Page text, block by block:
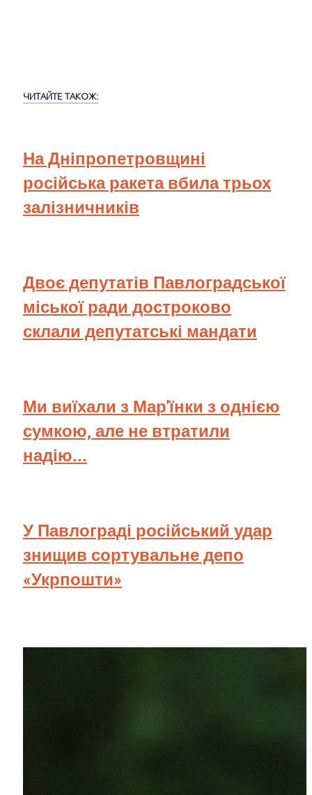
ЧИТАЙТЕ ТАКОЖ:
На Дніпропетровщині
російська ракета вбила трьох
залізничників
Двоє депутатів Павлоградської
міської ради достроково
склали депутатські мандати
Ми виїхали з Мар'їнки з однією
сумкою, але не втратили
надію...
У Павлограді російський удар
знищив сортувальне депо
«Укрпошти»